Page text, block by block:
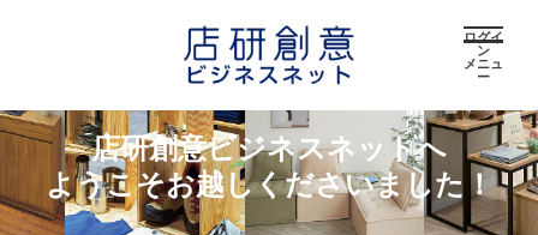
ログイ
ン
メニュ
ー
店研創意ビジネスネットへ
ようこそお越しくださいました！